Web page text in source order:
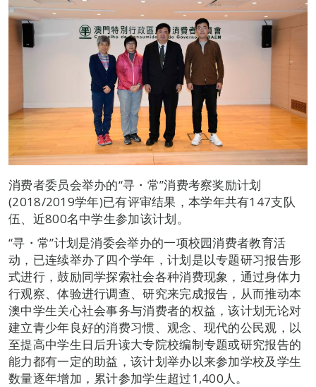
消费者委员会举办的“寻・常”消费考察奖励计划
(2018/2019学年)已有评审结果，本学年共有147支队
伍、近800名中学生参加该计划。
“寻・常”计划是消委会举办的一项校园消费者教育活
动，已连续举办了四个学年，计划是以专题研习报告形
式进行，鼓励同学探索社会各种消费现象，通过身体力
行观察、体验进行调查、研究来完成报告，从而推动本
澳中学生关心社会事务与消费者的权益，该计划无论对
建立青少年良好的消费习惯、观念、现代的公民观，以
至提高中学生日后升读大专院校编制专题或研究报告的
能力都有一定的助益，该计划举办以来参加学校及学生
数量逐年增加，累计参加学生超过1,400人。